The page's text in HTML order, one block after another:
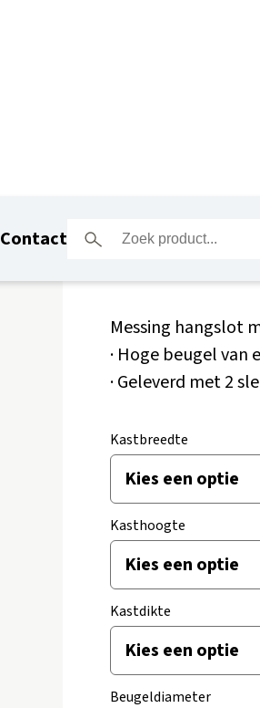
Contact Burg
Messing hangslot
· Hoge beugel
· Geleverd met 2
Kastbreedte
Kasthoogte
Kastdikte
Beugeldiameter